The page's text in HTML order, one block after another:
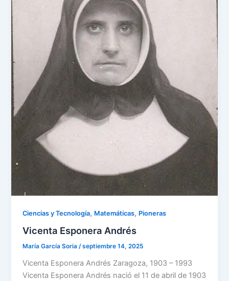
Ciencias y Tecnología, Matemáticas, Pioneras
Vicenta Esponera Andrés
María García Soria/septiembre 14, 2025
Vicenta Esponera Andrés Zaragoza, 1903 – 1993
Vicenta Esponera Andrés nació el 11 de abril de 1903